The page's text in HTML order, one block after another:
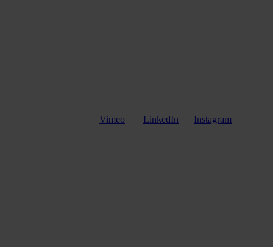
Vimeo LinkedIn Instagram